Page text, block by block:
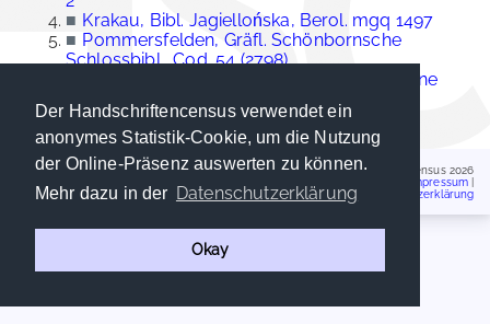
Der Handschriftencensus verwendet ein
anonymes Statistik-Cookie, um die Nutzung
der Online-Präsenz auswerten zu können.
Mehr dazu in der Datenschutzerklärung
Okay
■ Krakau, Bibl. Jagiellońska, Berol. mgq 1497
■ Pommersfelden, Gräfl. Schönbornsche
Schlossbibl., Cod. 54 (2798)
Straßburg, Seminarbibl., Heldenbuch (ohne
Sign.)[verbrannt]
Handschriftencensus 2026
Impressum
Datenschutzerklärung